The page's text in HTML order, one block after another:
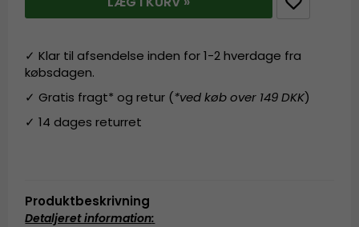
✓ Klar til afsendelse inden for 1-2 hverdage fra
købsdagen.
✓ Gratis fragt* og retur (*ved køb over 149 DKK)
✓ 14 dages returret
Produktbeskrivning
Detaljeret information: